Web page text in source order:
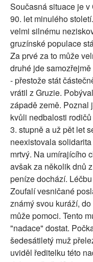
Současná situace je
90. let minulého
velmi silnému
gruzínské populace
Za prvé za to může
druhé jde
- přestože stát
vrátil z Gruzie.
západě země. Poznal
kvůli nedbalosti
3. stupně a už pět let
neexistovala
mrtvý. Na umírajícího
avšak za několik dnů
peníze dochází.
Zoufalí vesničané
známý svou kuráží,
může pomoci. Tento
"nadace" dostat.
šedesátiletý muž
uviděl ředitelku této